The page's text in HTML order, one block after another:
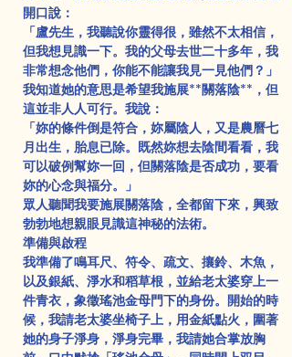
開口說：
「盧先生，我聽說你靈得很，雖然不太相信，
但我想見識一下。我的父母去世二十多年，我
非常想念他們，你能不能讓我見一見他們？」
我知道她的意思是希望我施展**關落陰**，但
這並非人人可行。我說：
「妳的條件倒是符合，妳屬陰人，又是農曆七
月出生，胎息已除。既然妳想去陰間看看，我
可以破例幫妳一回，但關落陰是否成功，要看
妳的心念與福分。」
眾人聽聞我要施展關落陰，全都留下來，興致
勃勃地想親眼見識這神秘的法術。
準備與啟程
我準備了鳴耳尺、符令、疏文、攘鈴、木魚，
以及銀紙、淨水和稻草根，並給老太婆穿上一
件青衣，象徵瑤池金母門下的身份。開始的時
候，我請老太婆坐椅子上，用金紙點火，圍著
她的身子淨身，淨身完畢，我請她合掌放胸